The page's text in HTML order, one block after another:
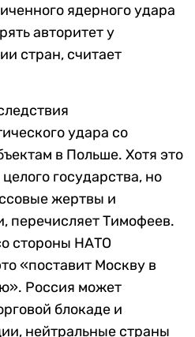
ядерного удара
авторитет у
стран, считает
удара со
в Польше. Хотя это
государства, но
жертвы и
перечисляет Тимофеев.
стороны НАТО
«поставит Москву в
Россия может
блокаде и
нейтральные страны